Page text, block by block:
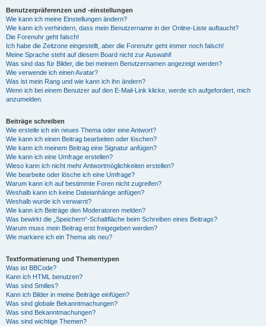
Benutzerpräferenzen und -einstellungen
Wie kann ich meine Einstellungen ändern?
Wie kann ich verhindern, dass mein Benutzername in der Online-Liste auftaucht?
Die Forenuhr geht falsch!
Ich habe die Zeitzone eingestellt, aber die Forenuhr geht immer noch falsch!
Meine Sprache steht auf diesem Board nicht zur Auswahl!
Was sind das für Bilder, die bei meinem Benutzernamen angezeigt werden?
Wie verwende ich einen Avatar?
Was ist mein Rang und wie kann ich ihn ändern?
Wenn ich bei einem Benutzer auf den E-Mail-Link klicke, werde ich aufgefordert, mich
anzumelden.
Beiträge schreiben
Wie erstelle ich ein neues Thema oder eine Antwort?
Wie kann ich einen Beitrag bearbeiten oder löschen?
Wie kann ich meinem Beitrag eine Signatur anfügen?
Wie kann ich eine Umfrage erstellen?
Wieso kann ich nicht mehr Antwortmöglichkeiten erstellen?
Wie bearbeite oder lösche ich eine Umfrage?
Warum kann ich auf bestimmte Foren nicht zugreifen?
Weshalb kann ich keine Dateianhänge anfügen?
Weshalb wurde ich verwarnt?
Wie kann ich Beiträge den Moderatoren melden?
Was bewirkt die „Speichern“-Schaltfläche beim Schreiben eines Beitrags?
Warum muss mein Beitrag erst freigegeben werden?
Wie markiere ich ein Thema als neu?
Textformatierung und Thementypen
Was ist BBCode?
Kann ich HTML benutzen?
Was sind Smilies?
Kann ich Bilder in meine Beiträge einfügen?
Was sind globale Bekanntmachungen?
Was sind Bekanntmachungen?
Was sind wichtige Themen?